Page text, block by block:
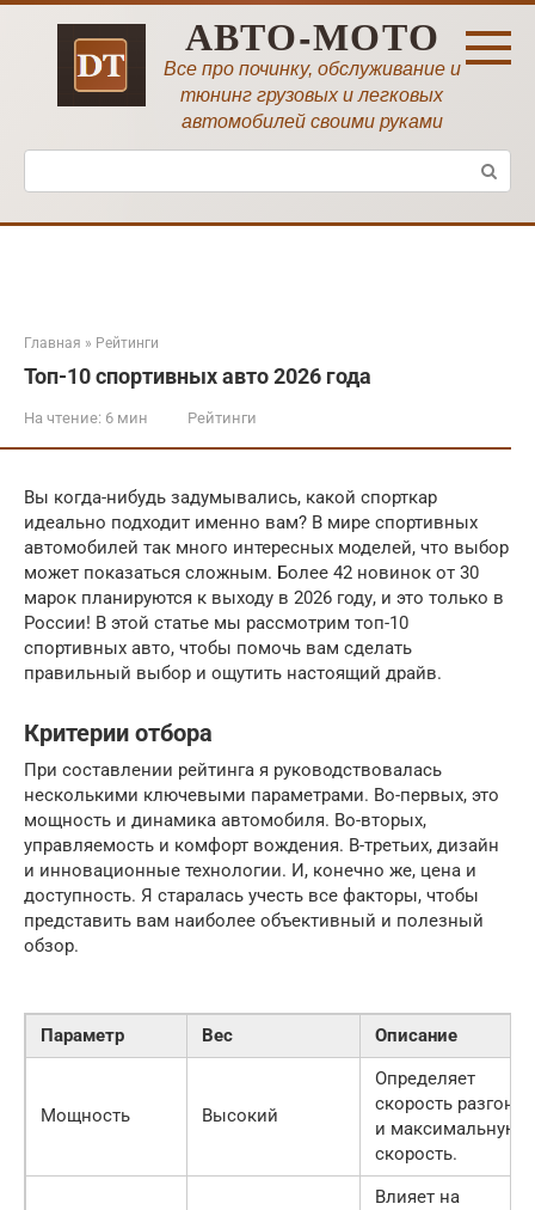
Перейти
АВТО-МОТО
Все про починку, обслуживание и
тюнинг грузовых и легковых
автомобилей своими руками
Поиск:
Главная » Рейтинги
Топ-10 спортивных авто 2026 года
На чтение: 6 мин Рейтинги
Вы когда-нибудь задумывались, какой спорткар
идеально подходит именно вам? В мире спортивных
автомобилей так много интересных моделей, что выбор
может показаться сложным. Более 42 новинок от 30
марок планируются к выходу в 2026 году, и это только в
России! В этой статье мы рассмотрим топ-10
спортивных авто, чтобы помочь вам сделать
правильный выбор и ощутить настоящий драйв.
Критерии отбора
При составлении рейтинга я руководствовалась
несколькими ключевыми параметрами. Во-первых, это
мощность и динамика автомобиля. Во-вторых,
управляемость и комфорт вождения. В-третьих, дизайн
и инновационные технологии. И, конечно же, цена и
доступность. Я старалась учесть все факторы, чтобы
представить вам наиболее объективный и полезный
обзор.
Параметр Вес Описание
Мощность Высокий
Определяет
скорость разгона
и максимальную
скорость.
Влияет на